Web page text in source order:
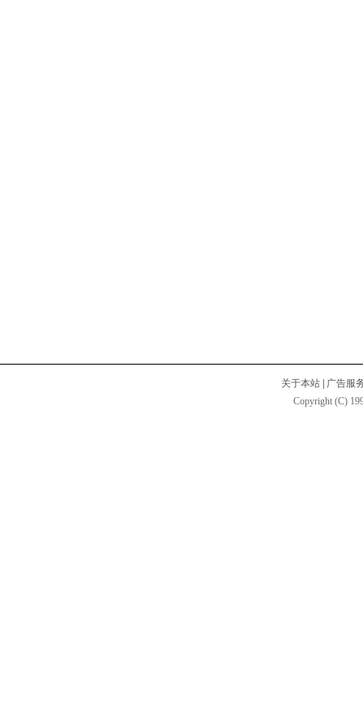
关于本站
广告服
Copyright (C)